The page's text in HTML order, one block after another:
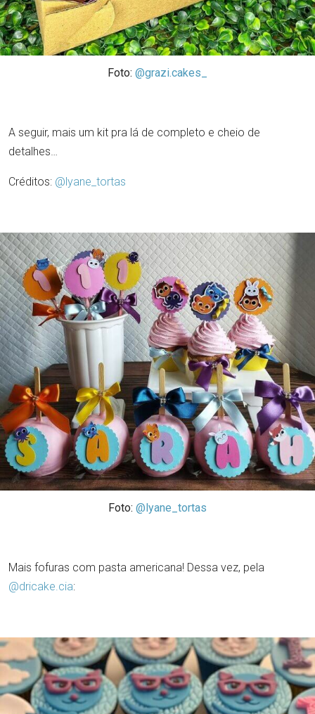
Foto: @grazi.cakes_
A seguir, mais um kit pra lá de completo e cheio de
detalhes…
Créditos: @lyane_tortas
Foto: @lyane_tortas
Mais fofuras com pasta americana! Dessa vez, pela
@dricake.cia: